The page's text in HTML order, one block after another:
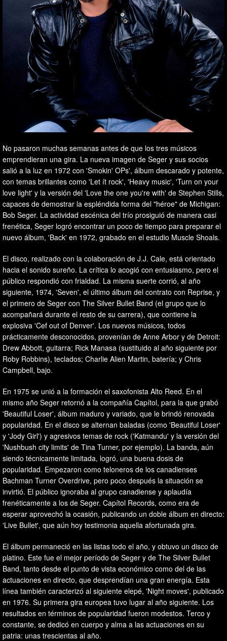
No pasaron muchas semanas antes de que los tres músicos
emprendieran una gira. La nueva imagen de Seger y sus socios
salió a la luz en 1972 con 'Smokin' OPs', álbum descarado y potente,
con temas brillantes como 'Let ít rock', 'Heavy music', 'Turn on your
love light' y la versión del 'Love the one you're with' de Stephen Stills,
capaces de demostrar la espléndida forma del "héroe" de Michigan:
Bob Seger. La actividad escénica del trío prosiguió de manera casi
frenética, Seger logró encontrar un poco de tiempo para preparar el
nuevo álbum, 'Back' en 1972, grabado en el estudio Muscle Shoals.
El disco, realizado con la colaboración de J.J. Cale, está orientado
hacia el sonido sureño. La crítica lo acogió con entusiasmo, pero el
público respondió con frialdad. La misma suerte corrió, al año
siguiente, 1974, 'Seven', el último álbum del contrato con Reprise, y
el primero de Seger con The Silver Bullet Band (el grupo que lo
acompañará durante el resto de su carrera), que contiene la
explosiva 'Cef out of Denver'. Los nuevos músicos, todos
prácticamente desconocidos, provenían de Anne Arbor y de Detroit:
Drew Abbott, guitarra; Rick Manasa (sustituido al año siguiente por
Roby Robbins), teclados; Charlie Alien Martin, batería; y Chris
Campbell, bajo.
En 1975 se unió a la formación el saxofonista Alto Reed. En el
mismo año Seger retornó a la compañía Capítol, para la que grabó
'Beautiful Loser', álbum maduro y variado, que le brindó renovada
popularidad. En el disco se alternan baladas (como 'Beautiful Loser'
y 'Jody Girl') y agresivos temas de rock ('Katmandu' y la versión del
'Nushbush city limits' de Tina Turner, por ejemplo). La banda, aún
siendo técnicamente limitada, logró, una buena dosis de
popularidad. Empezaron como teloneros de los canadienses
Bachman Turner Overdrive, pero poco después la situación se
invirtió. El público ignoraba al grupo canadiense y aplaudía
frenéticamente a los de Seger. Capítol Records, como era de
esperar aprovechó la ocasión, publicando un doble álbum en directo:
'Live Bullet', que aún hoy testimonia aquella afortunada gira.
El álbum permaneció en las listas todo el año, y obtuvo un disco de
platino. Este fue el mejor período de Seger y de The Silver Bullet
Band, tanto desde el punto de vista económico como del de las
actuaciones en directo, que desprendían una gran energía. Esta
línea también caracterizó al siguiente elepé, 'Night moves', publicado
en 1976. Su primera gira europea tuvo lugar al año siguiente. Los
resultados en términos de popularidad fueron modestos. Terco y
constante, se dedicó en cuerpo y alma a las actuaciones en su
patria: unas trescientas al año.